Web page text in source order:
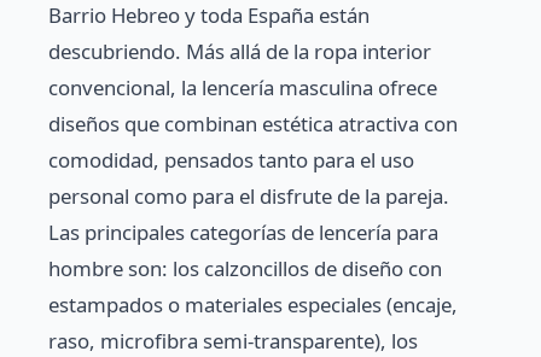
Barrio Hebreo y toda España están
descubriendo. Más allá de la ropa interior
convencional, la lencería masculina ofrece
diseños que combinan estética atractiva con
comodidad, pensados tanto para el uso
personal como para el disfrute de la pareja.
Las principales categorías de lencería para
hombre son: los calzoncillos de diseño con
estampados o materiales especiales (encaje,
raso, microfibra semi-transparente), los